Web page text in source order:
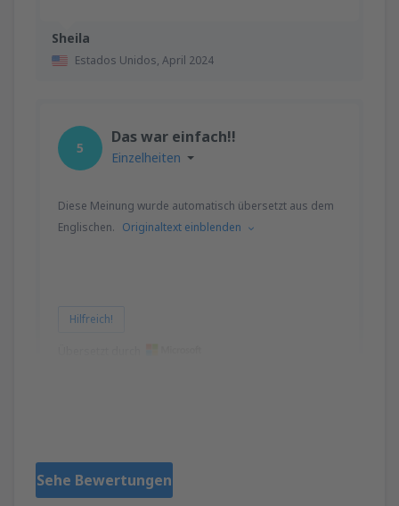
Sheila
Estados Unidos, April 2024
5
Das war einfach!!
Einzelheiten
Diese Meinung wurde automatisch übersetzt aus dem
Englischen. Originaltext einblenden
Hilfreich!
Sehe Bewertungen